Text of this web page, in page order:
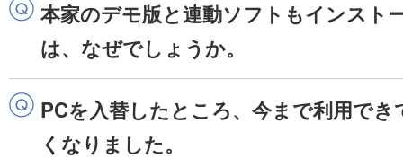
本家のデモ版と連動ソフトもインスト
は、なぜでしょうか。
PCを入替したところ、今まで利用で
くなりました。